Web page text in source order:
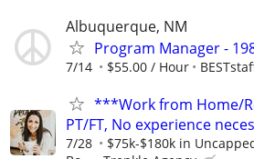
Albuquerque, NM
Program Manager -
7/14 $55.00 / Hour
***Work from Home/
PT/FT, No experience
7/28
$75k-$180k in